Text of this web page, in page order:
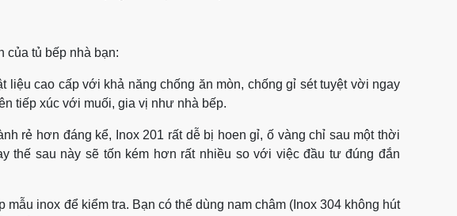
của tủ bếp nhà bạn:
liệu cao cấp với khả năng chống ăn mòn, chống gỉ sét tuyệt vời ngay
tiếp xúc với muối, gia vị như nhà bếp.
rẻ hơn đáng kể, Inox 201 rất dễ bị hoen gỉ, ố vàng chỉ sau một thời
thế sau này sẽ tốn kém hơn rất nhiều so với việc đầu tư đúng đắn
mẫu inox để kiểm tra. Bạn có thể dùng nam châm (Inox 304 không hút